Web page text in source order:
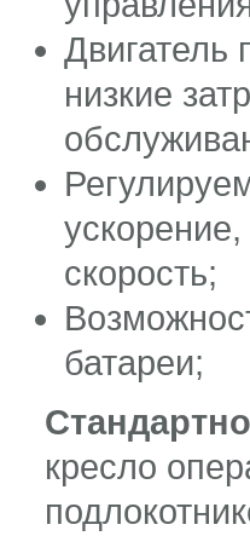
Двигатель
низкие
скорость;
батареи;
кресло